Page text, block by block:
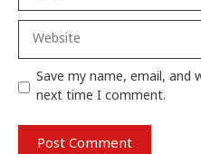
Website
Save my name, email, and
next time I comment.